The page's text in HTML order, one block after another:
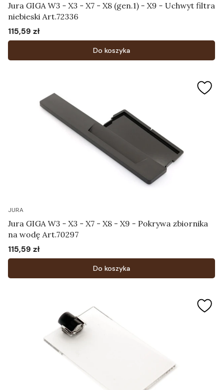
Jura GIGA W3 - X3 - X7 - X8 (gen.1) - X9 - Uchwyt filtra
niebieski Art.72336
Cena
115,59 zł
Do koszyka
JURA
Jura GIGA W3 - X3 - X7 - X8 - X9 - Pokrywa zbiornika
na wodę Art.70297
Cena
115,59 zł
Do koszyka